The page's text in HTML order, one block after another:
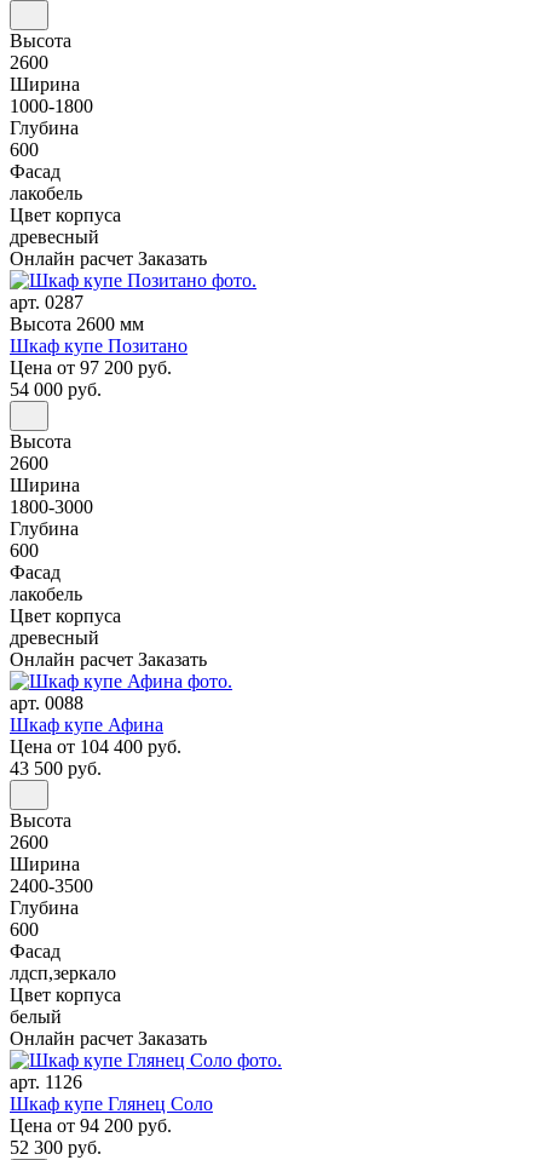
Высота
2600
Ширина
1000-1800
Глубина
600
Фасад
лакобель
Цвет корпуса
древесный
Онлайн расчет Заказать
арт. 0287
Высота 2600 мм
Шкаф купе Позитано
Цена от 97 200 руб.
54 000 руб.
Высота
2600
Ширина
1800-3000
Глубина
600
Фасад
лакобель
Цвет корпуса
древесный
Онлайн расчет Заказать
арт. 0088
Шкаф купе Афина
Цена от 104 400 руб.
43 500 руб.
Высота
2600
Ширина
2400-3500
Глубина
600
Фасад
лдсп,зеркало
Цвет корпуса
белый
Онлайн расчет Заказать
арт. 1126
Шкаф купе Глянец Соло
Цена от 94 200 руб.
52 300 руб.